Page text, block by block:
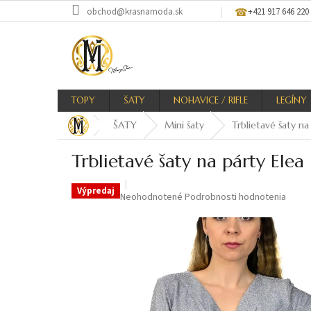
na
obchod@krasnamoda.sk +421 917 646 220
TOPY ŠATY NOHAVICE / RIFLE LEGÍNY
ŠATY Mini šaty Trblietavé šaty
Trblietavé šaty na párty Elea
Výpredaj Priemerné
hviezdičiek.
Neohodnotené Podrobnosti hodnotenia